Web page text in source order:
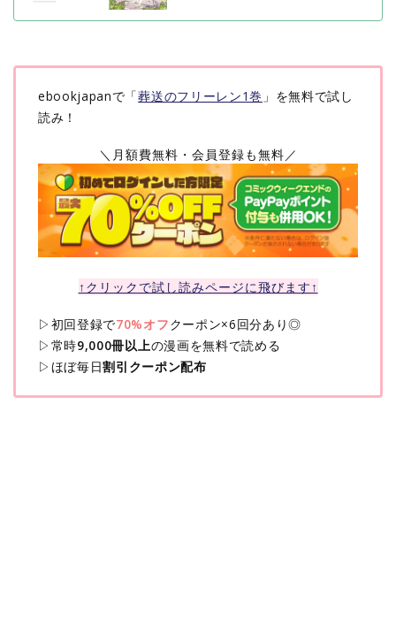
ebookjapanで「葬送のフリーレン1巻 」を無料で試し
読み！
＼月額費無料・会員登録も無料／
↑クリックで試し読みページに飛びます↑
▷初回登録で70%オフクーポン×6回分あり◎
▷常時9,000冊以上の漫画を無料で読める
▷ほぼ毎日割引クーポン配布